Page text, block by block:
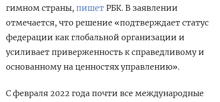
гимном страны, пишет РБК. В заявлении
отмечается, что решение «подтверждает статус
федерации как глобальной организации и
усиливает приверженность к справедливому и
основанному на ценностях управлению».
С февраля 2022 года почти все международные